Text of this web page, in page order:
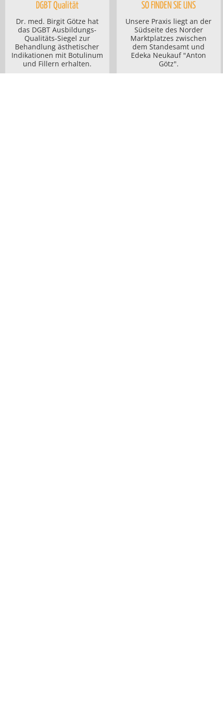
DGBT Qualität
Dr. med. Birgit Götze hat
das DGBT Ausbildungs-
Qualitäts-Siegel zur
Behandlung ästhetischer
Indikationen mit Botulinum
und Fillern erhalten.
SO FINDEN SIE UNS
Unsere Praxis liegt an der
Südseite des Norder
Marktplatzes zwischen
dem Standesamt und
Edeka Neukauf "Anton
Götz".